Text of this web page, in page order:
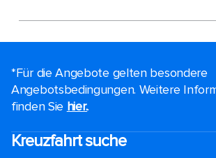
*Für die Angebote gelten besondere
Angebotsbedingungen. Weitere
finden Sie hier..
Kreuzfahrt suche